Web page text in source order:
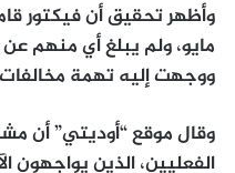
وأظهر تحقيق أن فيكتور
مايو، ولم يبلغ أي منهم
ووجهت إليه تهمة مخالفات
وقال موقع “أوديتي” أن
الفعليين، الذين